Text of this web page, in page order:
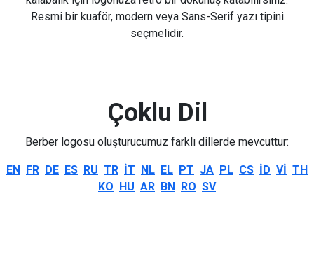
Resmi bir kuaför, modern veya Sans-Serif yazı tipini
seçmelidir.
Çoklu Dil
Berber logosu oluşturucumuz farklı dillerde mevcuttur:
EN FR DE ES RU TR IT NL EL PT JA PL CS ID VI TH
KO HU AR BN RO SV